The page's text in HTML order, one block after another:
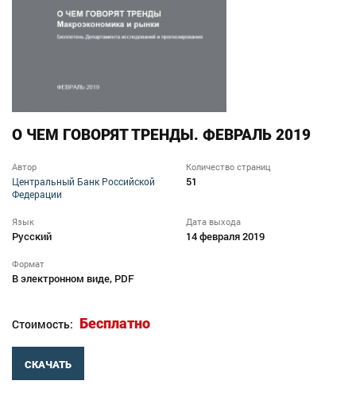
О ЧЕМ ГОВОРЯТ ТРЕНДЫ. ФЕВРАЛЬ 2019
Автор
Центральный Банк Российской
Федерации
Количество страниц
51
Язык
Русский
Дата выхода
14 февраля 2019
Формат
В электронном виде, PDF
Стоимость: Бесплатно
СКАЧАТЬ